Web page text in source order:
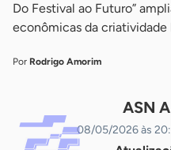
Do Festival ao Futuro”
econômicas da
Por Rodrigo Amorim
ASN
08/05/2026 às